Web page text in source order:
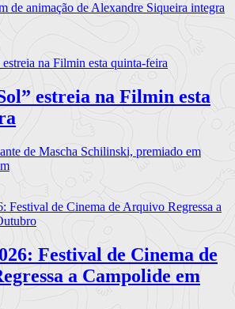
de animação de Alexandre Siqueira integra
estreia na Filmin esta
de Mascha Schilinski, premiado em
Festival de Cinema de
a Campolide em